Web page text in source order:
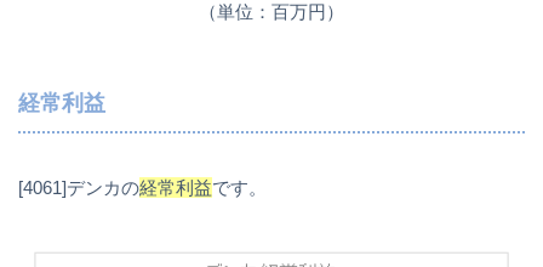
（単位：百万円）
経常利益
[4061]デンカの経常利益です。